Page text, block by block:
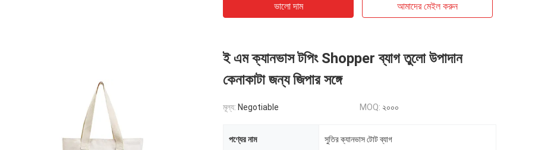
ভালো দাম আমাদের মেইল ​​করুন
ই এম ক্যানভাস টপিং Shopper ব্যাগ তুলো উপাদান
কেনাকাটা জন্য জিপার সঙ্গে
মূল্য: Negotiable MOQ: ২০০০
পণ্যের নাম সুতির ক্যানভাস টোট ব্যাগ